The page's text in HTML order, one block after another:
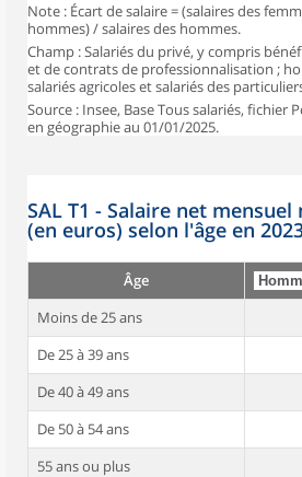
Note : Écart de salaire = (salaires des
hommes) / salaires des hommes.
Champ : Salariés du privé, y compris
et de contrats de professionnalisation ;
salariés agricoles et salariés des
Source : Insee, Base Tous salariés, fichier
en géographie au 01/01/2025.
SAL T1 - Salaire net mensuel
(en euros) selon l'âge en
Âge
Moins de 25 ans
De 25 à 39 ans
De 40 à 49 ans
De 50 à 54 ans
55 ans ou plus